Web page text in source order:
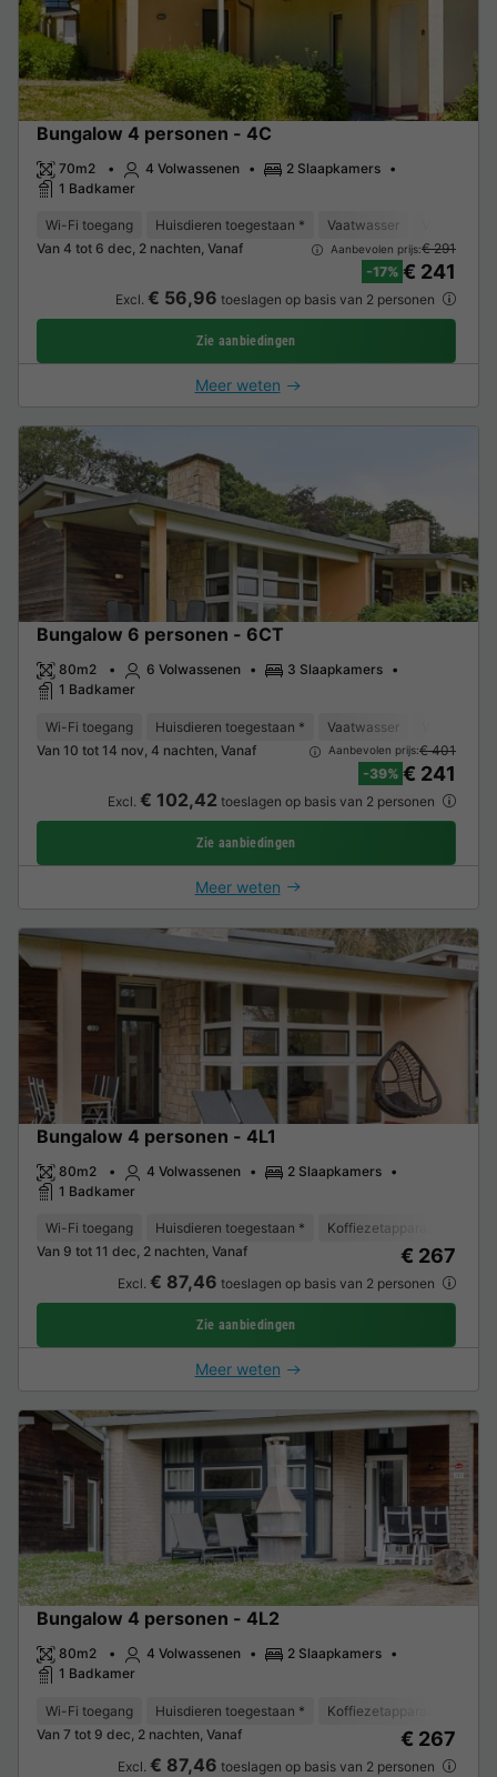
Bungalow 4 personen - 4C
70m2 4 Volwassenen
2 Slaapkamers
1 Badkamer
Wi-Fi toegang Huisdieren toegestaan * Vaatwasser
Van 4 tot 6 dec, 2 nachten, Vanaf
Aanbevolen prijs:€ 291
-17% € 241
Excl. € 56,96 toeslagen op basis van 2 personen
Zie aanbiedingen
Meer weten
Bungalow 6 personen - 6CT
80m2 6 Volwassenen
3 Slaapkamers
1 Badkamer
Wi-Fi toegang Huisdieren toegestaan * Vaatwasser
Van 10 tot 14 nov, 4 nachten, Vanaf
Aanbevolen prijs:€ 401
-39% € 241
Excl. € 102,42 toeslagen op basis van 2 personen
Zie aanbiedingen
Meer weten
Bungalow 4 personen - 4L1
80m2 4 Volwassenen
2 Slaapkamers
1 Badkamer
Wi-Fi toegang Huisdieren toegestaan * Koffiezetapparaat
Van 9 tot 11 dec, 2 nachten, Vanaf
€ 267
Excl. € 87,46 toeslagen op basis van 2 personen
Zie aanbiedingen
Meer weten
Bungalow 4 personen - 4L2
80m2 4 Volwassenen
2 Slaapkamers
1 Badkamer
Wi-Fi toegang Huisdieren toegestaan * Koffiezetapparaat
Van 7 tot 9 dec, 2 nachten, Vanaf
€ 267
Excl. € 87,46 toeslagen op basis van 2 personen